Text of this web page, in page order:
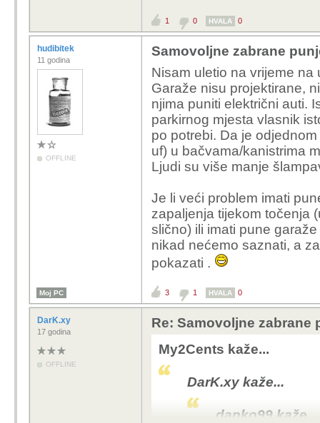
1 0 HVALA 0
hudibitek
11 godina
OFFLINE
Samovoljne zabrane
Nisam uletio na vrijeme
Garaže nisu projektirane,
njima puniti električni auti.
parkirnog mjesta vlasnik
po potrebi. Da je
uf) u bačvama/kanistrima
Ljudi su više manje
Je li veći problem imati
zapaljenja tijekom točenja
slično) ili imati pune
nikad nećemo saznati, a
pokazati .
Moj PC 3 1 HVALA 0
DarK.xy
17 godina
OFFLINE
Re: Samovoljne
My2Cents kaže...
DarK.xy kaže...
danko99 kaže...